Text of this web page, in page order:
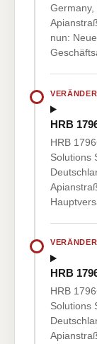
nun:
HRB
HRB
Solutions
HRB
HRB
Solutions